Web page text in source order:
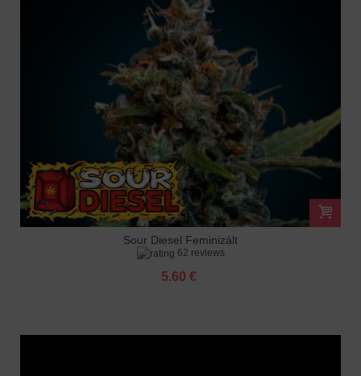
Sour Diesel Feminizált
62 reviews
5.60 €